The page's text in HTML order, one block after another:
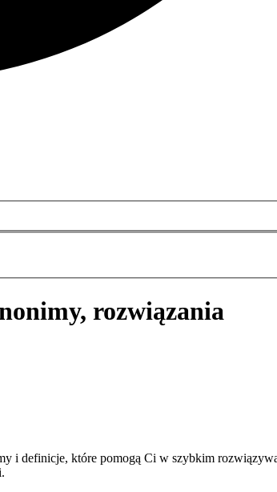
rozwiązania
i definicje, które pomogą Ci w szybkim